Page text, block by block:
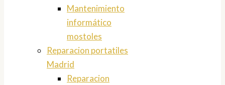
Mantenimiento
informático
mostoles
Reparacion portatiles
Madrid
Reparacion